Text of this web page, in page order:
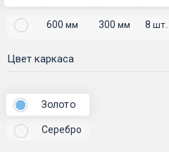
600 мм 300 мм 8 шт.
Цвет каркаса
Золото
Серебро